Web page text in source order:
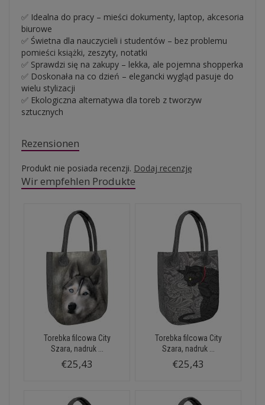
✅ Idealna do pracy – mieści dokumenty, laptop, akcesoria
biurowe
✅ Świetna dla nauczycieli i studentów – bez problemu
pomieści książki, zeszyty, notatki
✅ Sprawdzi się na zakupy – lekka, ale pojemna shopperka
✅ Doskonała na co dzień – elegancki wygląd pasuje do
wielu stylizacji
✅ Ekologiczna alternatywa dla toreb z tworzyw
sztucznych
Rezensionen
Produkt nie posiada recenzji. Dodaj recenzję
Wir empfehlen Produkte
Torebka filcowa City
Szara, nadruk ...
€25,43
Torebka filcowa City
Szara, nadruk ...
€25,43